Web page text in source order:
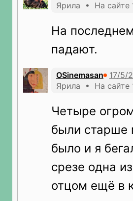
Ярила • На сайте
На
падают.
OSinemasan
Ярила • На сайте
Четыре
были старше
было и я
срезе одна
отцом ещё в